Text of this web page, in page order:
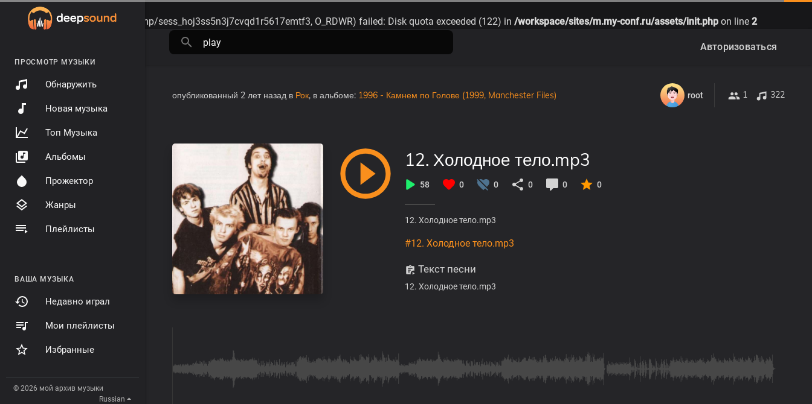
Warning: session_start(): open(/tmp/sess_hoj3ss5n3j7cvqd1r5617emtf3, O_RDWR) failed: Disk quota exceeded (122) in /workspace/sites/m.my-conf.ru/assets/init.php on line 2
ПРОСМОТР МУЗЫКИ
Обнаружить
Новая музыка
Топ Музыка
Альбомы
Прожектор
Жанры
Плейлисты
ВАША МУЗЫКА
Недавно играл
Мои плейлисты
Избранные
© 2026 мой архив музыки
Russian
Авторизоваться
опубликованный 2 лет назад в Рок, в альбоме: 1996 - Камнем по Голове (1999, Manchester Files) root 1 322
12. Холодное тело.mp3
58 0 0 0 0 0
12. Холодное тело.mp3
#12. Холодное тело.mp3
Текст песни
12. Холодное тело.mp3